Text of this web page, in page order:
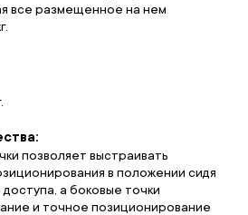
все размещенное на нем
позволяет выстраивать
в положении сидя
а боковые точки
и точное позиционирование